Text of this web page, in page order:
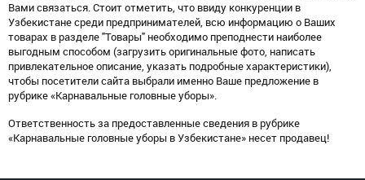
Вами связаться. Стоит отметить, что ввиду конкуренции в
Узбекистане среди предпринимателей, всю информацию о Ваших
товарах в разделе "Товары" необходимо преподнести наиболее
выгодным способом (загрузить оригинальные фото, написать
привлекательное описание, указать подробные характеристики),
чтобы посетители сайта выбрали именно Ваше предложение в
рубрике «Карнавальные головные уборы».
Ответственность за предоставленные сведения в рубрике
«Карнавальные головные уборы в Узбекистане» несет продавец!